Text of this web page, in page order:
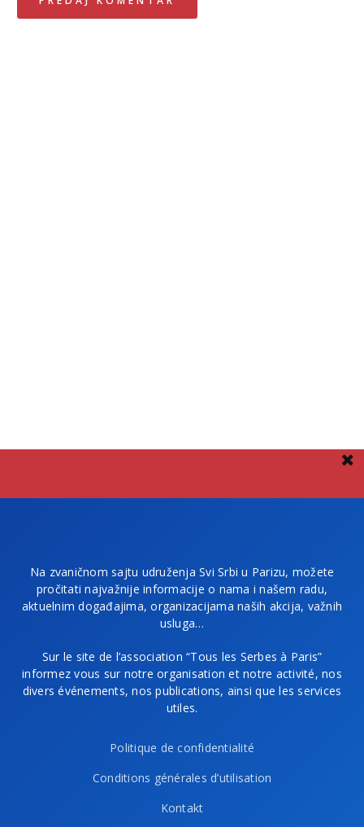
Na zvaničnom sajtu udruženja Svi Srbi u Parizu, možete
pročitati najvažnije informacije o nama i našem radu,
aktuelnim događajima, organizacijama naših akcija, važnih
usluga…
Sur le site de l’association “Tous les Serbes à Paris”
informez vous sur notre organisation et notre activité, nos
divers événements, nos publications, ainsi que les services
utiles.
Politique de confidentialité
Conditions générales d’utilisation
Kontakt